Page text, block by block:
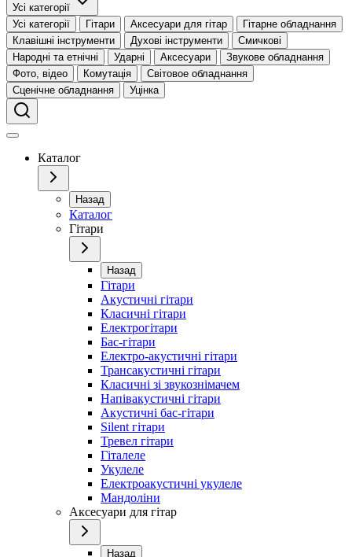
Усі категорії
Усі категорії
Гітари Аксесуари для гітар
Гітарне обладнання
Клавішні інструменти
Духові інструменти
Смичкові
Народні та етнічні
Ударні Аксесуари
Звукове обладнання
Фото, відео
Комутація
Світовое обладнання
Сценічне обладнання
Уцінка
Каталог
Назад
Каталог
Гітари
Назад
Гітари
Акустичні гітари
Класичні гітари
Електрогітари
Бас-гітари
Електро-акустичні гітари
Трансакустичні гітари
Класичні зі звукознімачем
Напівакустичні гітари
Акустичні бас-гітари
Silent гітари
Тревел гітари
Гіталеле
Укулеле
Електроакустичні укулеле
Мандоліни
Аксесуари для гітар
Назад